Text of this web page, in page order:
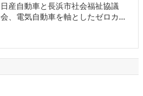
日産自動車と長浜市社会福祉協議
会、電気自動車を軸としたゼロカ…